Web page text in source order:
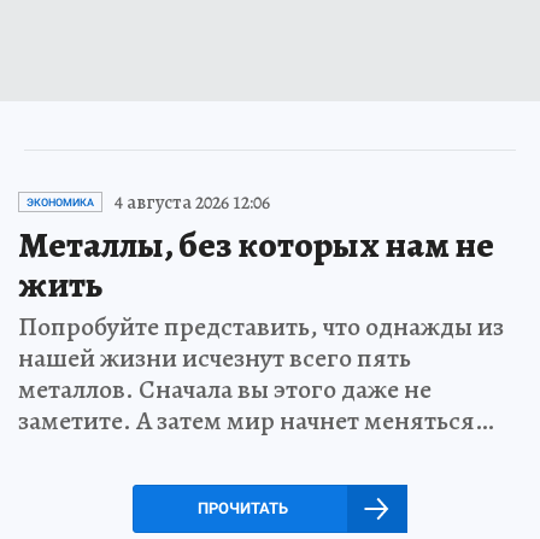
ЭКОНОМИКА 4 августа 2026 12:06
Металлы, без которых нам не
жить
Попробуйте представить, что однажды из
нашей жизни исчезнут всего пять
металлов. Сначала вы этого даже не
заметите. А затем мир начнет меняться…
ПРОЧИТАТЬ